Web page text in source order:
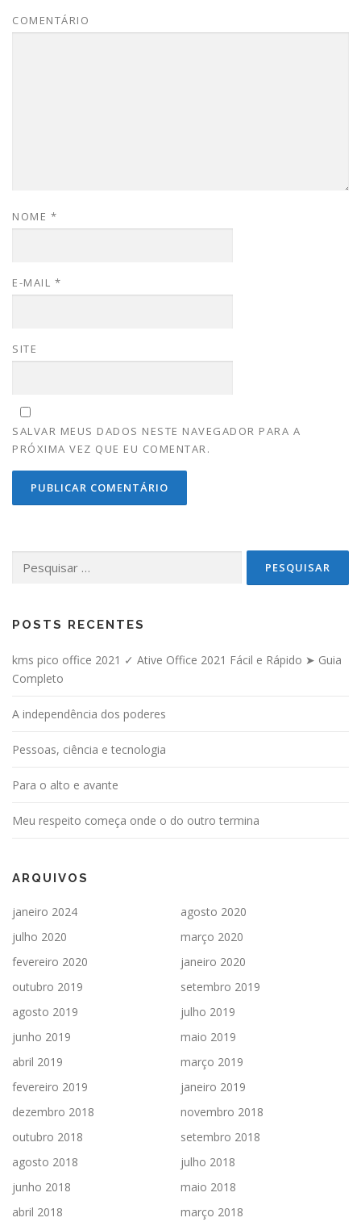
COMENTÁRIO
NOME *
E-MAIL *
SITE
SALVAR MEUS DADOS NESTE NAVEGADOR PARA A
PRÓXIMA VEZ QUE EU COMENTAR.
POSTS RECENTES
kms pico office 2021 ✓ Ative Office 2021 Fácil e Rápido ➤ Guia
Completo
A independência dos poderes
Pessoas, ciência e tecnologia
Para o alto e avante
Meu respeito começa onde o do outro termina
ARQUIVOS
janeiro 2024
agosto 2020
julho 2020
março 2020
fevereiro 2020
janeiro 2020
outubro 2019
setembro 2019
agosto 2019
julho 2019
junho 2019
maio 2019
abril 2019
março 2019
fevereiro 2019
janeiro 2019
dezembro 2018
novembro 2018
outubro 2018
setembro 2018
agosto 2018
julho 2018
junho 2018
maio 2018
abril 2018
março 2018